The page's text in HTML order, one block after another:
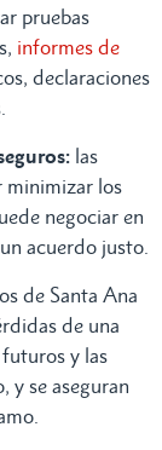
pruebas
informes de
declaraciones
las
minimizar los
negociar en
acuerdo justo.
de Santa Ana
de una
y las
y se aseguran